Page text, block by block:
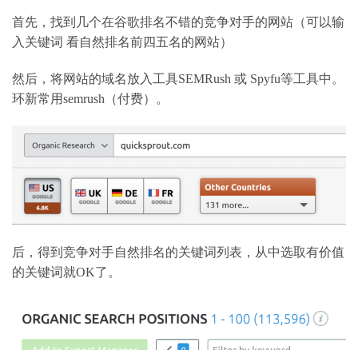
首先，找到几个在谷歌排名不错的竞争对手的网站（可以输
入关键词 看自然排名前四五名的网站）
然后，将网站的域名放入工具SEMRush 或 Spyfu等工具中。
环新常用semrush （付费）。
后，得到竞争对手自然排名的关键词列表，从中选取有价值
的关键词就OK了。